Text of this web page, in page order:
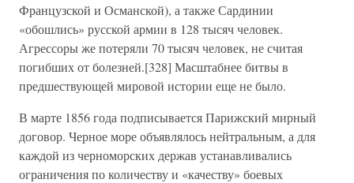
Французской и Османской), а также Сардинии
«обошлись» русской армии в 128 тысяч человек.
Агрессоры же потеряли 70 тысяч человек, не считая
погибших от болезней.[328] Масштабнее битвы в
предшествующей мировой истории еще не было.
В марте 1856 года подписывается Парижский мирный
договор. Черное море объявлялось нейтральным, а для
каждой из черноморских держав устанавливались
ограничения по количеству и «качеству» боевых